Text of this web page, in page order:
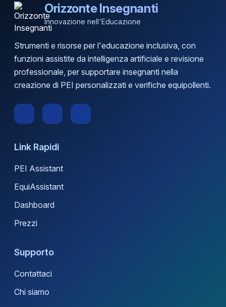
Orizzonte Insegnanti
Innovazione nell'Educazione
Strumenti e risorse per l'educazione inclusiva, con
funzioni assistite da intelligenza artificiale e revisione
professionale, per supportare insegnanti nella
creazione di PEI personalizzati e verifiche equipollenti.
Link Rapidi
PEI Assistant
EquiAssistant
Dashboard
Prezzi
Supporto
Contattaci
Chi siamo